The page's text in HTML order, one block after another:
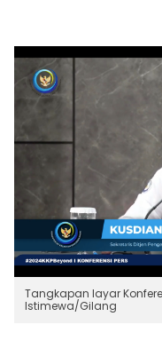
Tangkapan layar
Istimewa/Gilang